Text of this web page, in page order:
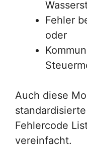
Fehler
oder
Auch diese
Fehlercode
vereinfacht.